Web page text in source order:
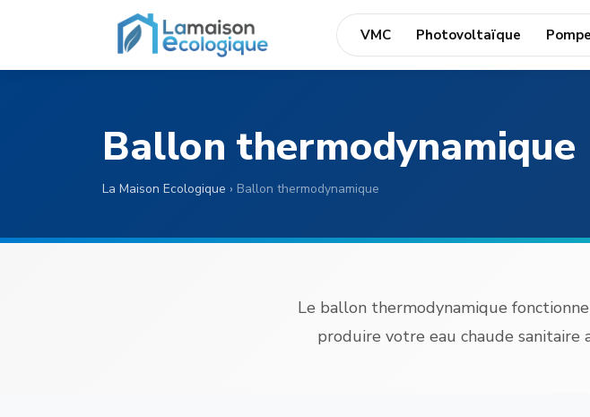
VMC Photovoltaïque
Ballon thermodynamique
La Maison Ecologique › Ballon thermodynamique
Le ballon thermodynamique
produire votre eau chaude sanitaire